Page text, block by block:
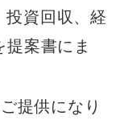
資回収、経
案書にま
提供になり